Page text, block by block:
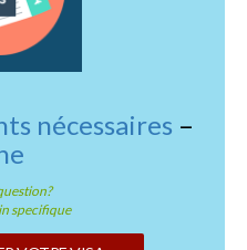
nécessaires –
specifique